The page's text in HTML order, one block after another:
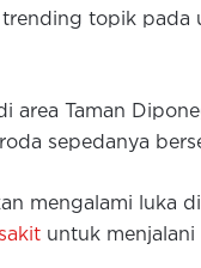
topik pada
area Taman
sepedanya
mengalami luka
untuk menjalani